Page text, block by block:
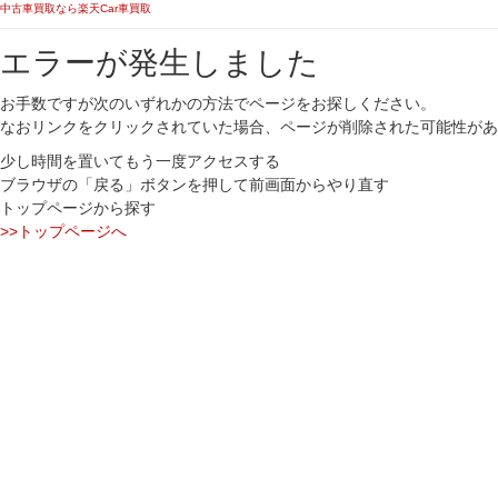
中古車買取なら楽天Car車買取
エラーが発生しました
お手数ですが次のいずれかの方法でページをお探しください。
なおリンクをクリックされていた場合、ページが削除された可能性が
少し時間を置いてもう一度アクセスする
ブラウザの「戻る」ボタンを押して前画面からやり直す
トップページから探す
>>トップページへ